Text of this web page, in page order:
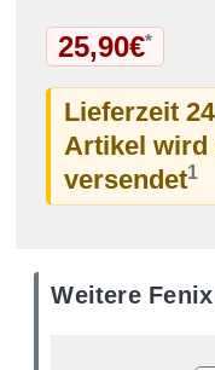
25,90€*
Lieferzeit
Artikel wird
versendet1
Weitere